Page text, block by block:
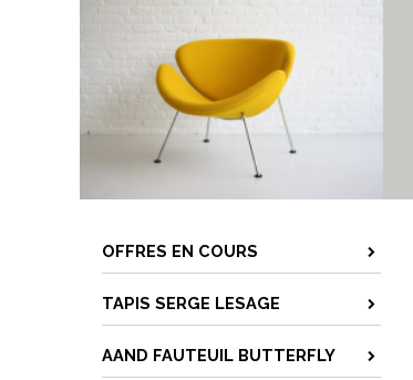
OFFRES EN COURS
TAPIS SERGE LESAGE
AAND FAUTEUIL BUTTERFLY